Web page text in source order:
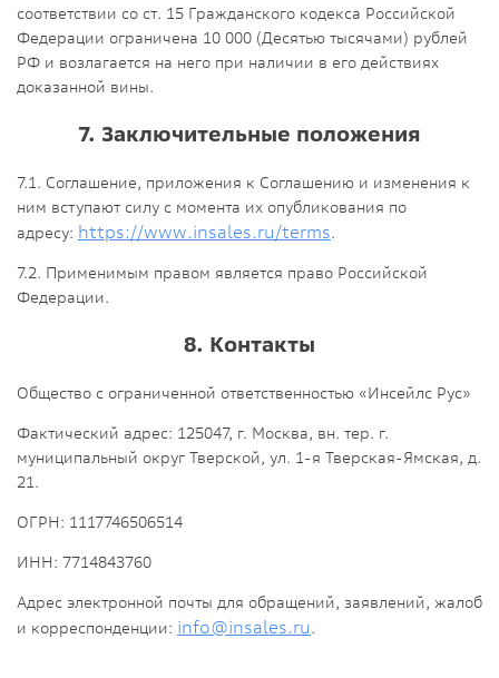
соответствии со ст. 15 Гражданского кодекса Российской
Федерации ограничена 10 000 (Десятью тысячами) рублей
РФ и возлагается на него при наличии в его действиях
доказанной вины.
7. Заключительные положения
7.1. Соглашение, приложения к Соглашению и изменения к
ним вступают силу с момента их опубликования по
адресу: https://www.insales.ru/terms.
7.2. Применимым правом является право Российской
Федерации.
8. Контакты
Общество с ограниченной ответственностью «Инсейлс Рус»
Фактический адрес: 125047, г. Москва, вн. тер. г.
муниципальный округ Тверской, ул. 1-я Тверская-Ямская, д.
21.
ОГРН: 1117746506514
ИНН: 7714843760
Адрес электронной почты для обращений, заявлений, жалоб
и корреспонденции: info@insales.ru.